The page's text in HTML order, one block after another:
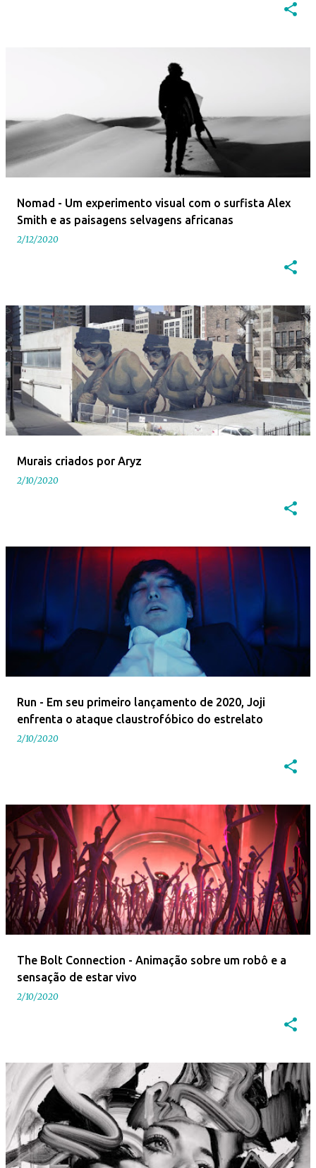
Nomad - Um experimento visual com o surfista Alex
Smith e as paisagens selvagens africanas
2/12/2020
Murais criados por Aryz
2/10/2020
Run - Em seu primeiro lançamento de 2020, Joji
enfrenta o ataque claustrofóbico do estrelato
2/10/2020
The Bolt Connection - Animação sobre um robô e a
sensação de estar vivo
2/10/2020